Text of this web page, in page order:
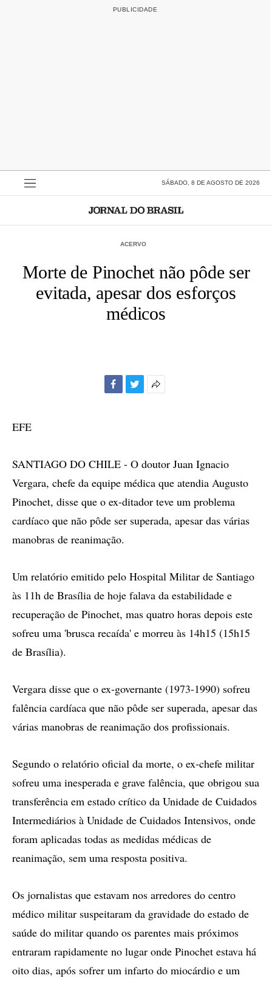
SÁBADO, 8 DE AGOSTO DE 2026
ACERVO
Morte de Pinochet não pôde ser
evitada, apesar dos esforços
médicos
EFE
SANTIAGO DO CHILE - O doutor Juan Ignacio
Vergara, chefe da equipe médica que atendia Augusto
Pinochet, disse que o ex-ditador teve um problema
cardíaco que não pôde ser superada, apesar das várias
manobras de reanimação.
Um relatório emitido pelo Hospital Militar de Santiago
às 11h de Brasília de hoje falava da estabilidade e
recuperação de Pinochet, mas quatro horas depois este
sofreu uma 'brusca recaída' e morreu às 14h15 (15h15
de Brasília).
Vergara disse que o ex-governante (1973-1990) sofreu
falência cardíaca que não pôde ser superada, apesar das
várias manobras de reanimação dos profissionais.
Segundo o relatório oficial da morte, o ex-chefe militar
sofreu uma inesperada e grave falência, que obrigou sua
transferência em estado crítico da Unidade de Cuidados
Intermediários à Unidade de Cuidados Intensivos, onde
foram aplicadas todas as medidas médicas de
reanimação, sem uma resposta positiva.
Os jornalistas que estavam nos arredores do centro
médico militar suspeitaram da gravidade do estado de
saúde do militar quando os parentes mais próximos
entraram rapidamente no lugar onde Pinochet estava há
oito dias, após sofrer um infarto do miocárdio e um